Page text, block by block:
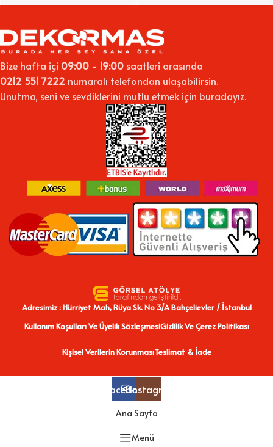
Bize hafta içi 09:00 - 19:00 saatleri arasında
0212 551 7222 numaralı telefondan ulaşabilirsin.
Unutma, seni ve sevdiklerini mutlu etmek için buradayız.
Adresimiz : Hürriyet Mah, Rüya Sk. No 3/A Bahçelievler / İstanbul
Kullanım Koşulları Ve Üyelik SözleşmesiGizlilik Ve Çerez Politikası
Kişisel Verilerin KorunmasıTeslimat & İade
FacebookInstagram
Ana Sayfa
Menü